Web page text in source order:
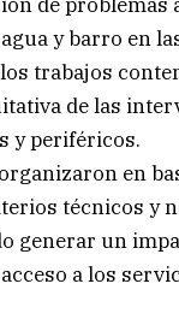
y barro en
trabajos
de las
y periféricos.
en
técnicos y
generar un
a los